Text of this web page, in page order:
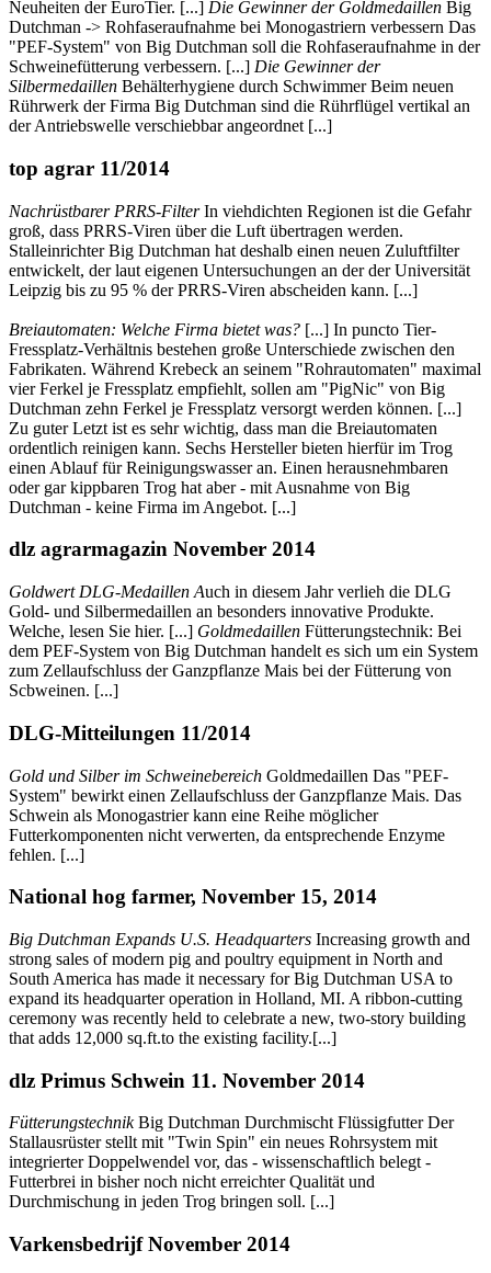
Neuheiten der EuroTier. [...] Die Gewinner der Goldmedaillen Big
Dutchman -> Rohfaseraufnahme bei Monogastriern verbessern Das
"PEF-System" von Big Dutchman soll die Rohfaseraufnahme in der
Schweinefütterung verbessern. [...] Die Gewinner der
Silbermedaillen Behälterhygiene durch Schwimmer Beim neuen
Rührwerk der Firma Big Dutchman sind die Rührflügel vertikal an
der Antriebswelle verschiebbar angeordnet [...]
top agrar 11/2014
Nachrüstbarer PRRS-FilterIn viehdichten Regionen ist die Gefahr
groß, dass PRRS-Viren über die Luft übertragen werden.
Stalleinrichter Big Dutchman hat deshalb einen neuen Zuluftfilter
entwickelt, der laut eigenen Untersuchungen an der der Universität
Leipzig bis zu 95 % der PRRS-Viren abscheiden kann. [...]
Breiautomaten: Welche Firma bietet was? [...] In puncto Tier-
Fressplatz-Verhältnis bestehen große Unterschiede zwischen den
Fabrikaten. Während Krebeck an seinem "Rohrautomaten" maximal
vier Ferkel je Fressplatz empfiehlt, sollen am "PigNic" von Big
Dutchman zehn Ferkel je Fressplatz versorgt werden können. [...]
Zu guter Letzt ist es sehr wichtig, dass man die Breiautomaten
ordentlich reinigen kann. Sechs Hersteller bieten hierfür im Trog
einen Ablauf für Reinigungswasser an. Einen herausnehmbaren
oder gar kippbaren Trog hat aber - mit Ausnahme von Big
Dutchman - keine Firma im Angebot. [...]
dlz agrarmagazin November 2014
Goldwert DLG-Medaillen Auch in diesem Jahr verlieh die DLG
Gold- und Silbermedaillen an besonders innovative Produkte.
Welche, lesen Sie hier. [...] Goldmedaillen Fütterungstechnik: Bei
dem PEF-System von Big Dutchman handelt es sich um ein System
zum Zellaufschluss der Ganzpflanze Mais bei der Fütterung von
Scbweinen. [...]
DLG-Mitteilungen 11/2014
Gold und Silber im Schweinebereich Goldmedaillen Das "PEF-
System" bewirkt einen Zellaufschluss der Ganzpflanze Mais. Das
Schwein als Monogastrier kann eine Reihe möglicher
Futterkomponenten nicht verwerten, da entsprechende Enzyme
fehlen. [...]
National hog farmer, November 15, 2014
Big Dutchman Expands U.S. Headquarters Increasing growth and
strong sales of modern pig and poultry equipment in North and
South America has made it necessary for Big Dutchman USA to
expand its headquarter operation in Holland, MI. A ribbon-cutting
ceremony was recently held to celebrate a new, two-story building
that adds 12,000 sq.ft.to the existing facility.[...]
dlz Primus Schwein 11. November 2014
FütterungstechnikBig Dutchman Durchmischt Flüssigfutter Der
Stallausrüster stellt mit "Twin Spin" ein neues Rohrsystem mit
integrierter Doppelwendel vor, das - wissenschaftlich belegt -
Futterbrei in bisher noch nicht erreichter Qualität und
Durchmischung in jeden Trog bringen soll. [...]
Varkensbedrijf November 2014